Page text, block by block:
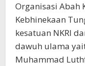
Organisasi Abah
Kebhinekaan
kesatuan NKRI
dawuh ulama
Muhammad